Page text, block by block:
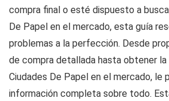
compra final o esté dispuesto a
De Papel en el mercado, esta guía
problemas a la perfección. Desde
de compra detallada hasta obtener
Ciudades De Papel en el mercado, le
información completa sobre todo.